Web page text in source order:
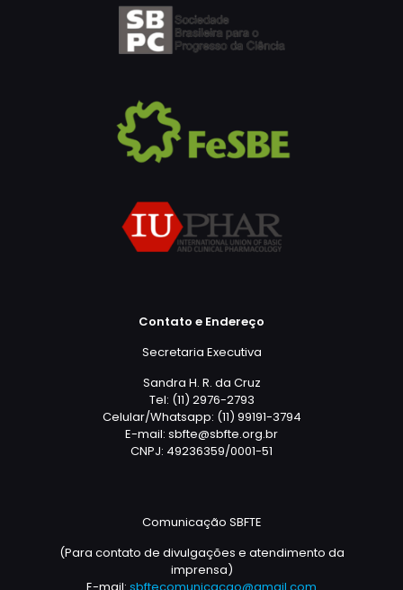
Contato e Endereço
Secretaria Executiva
Sandra H. R. da Cruz
Tel: (11) 2976-2793
Celular/Whatsapp: (11) 99191-3794
E-mail: sbfte@sbfte.org.br
CNPJ: 49236359/0001-51
Comunicação SBFTE
(Para contato de divulgações e atendimento da
imprensa)